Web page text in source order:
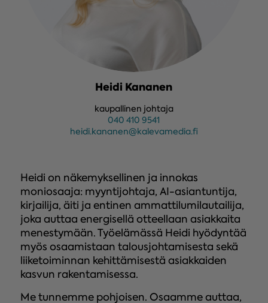
Heidi Kananen
kaupallinen johtaja
040 410 9541
heidi.kananen@kalevamedia.fi
Heidi on näkemyksellinen ja innokas
moniosaaja: myyntijohtaja, AI-asiantuntija,
kirjailija, äiti ja entinen ammattilumilautailija,
joka auttaa energisellä otteellaan asiakkaita
menestymään. Työelämässä Heidi hyödyntää
myös osaamistaan talousjohtamisesta sekä
liiketoiminnan kehittämisestä asiakkaiden
kasvun rakentamisessa.
Me tunnemme pohjoisen. Osaamme auttaa,